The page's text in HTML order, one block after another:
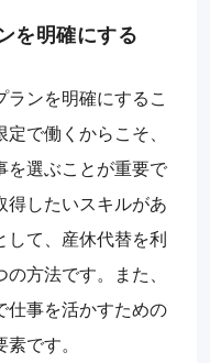
を明確にする
ンを明確にするこ
で働くからこそ、
を選ぶことが重要で
得したいスキルがあ
して、産休代替を利
方法です。また、
仕事を活かすための
です。